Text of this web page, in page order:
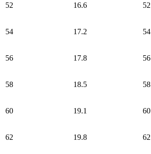
52 16.6 52
54 17.2 54
56 17.8 56
58 18.5 58
60 19.1 60
62 19.8 62